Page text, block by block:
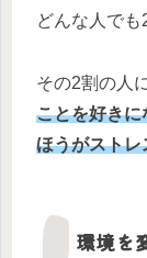
どんな人でも
その2割の人
ことを好きに
ほうがストレ
環境を